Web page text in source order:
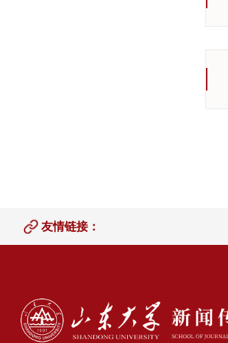
友情链接：